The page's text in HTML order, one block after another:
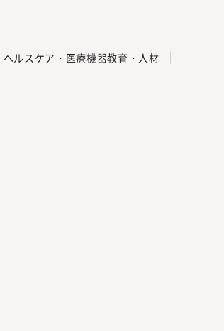
ヘルスケア・医療機器教育・人材